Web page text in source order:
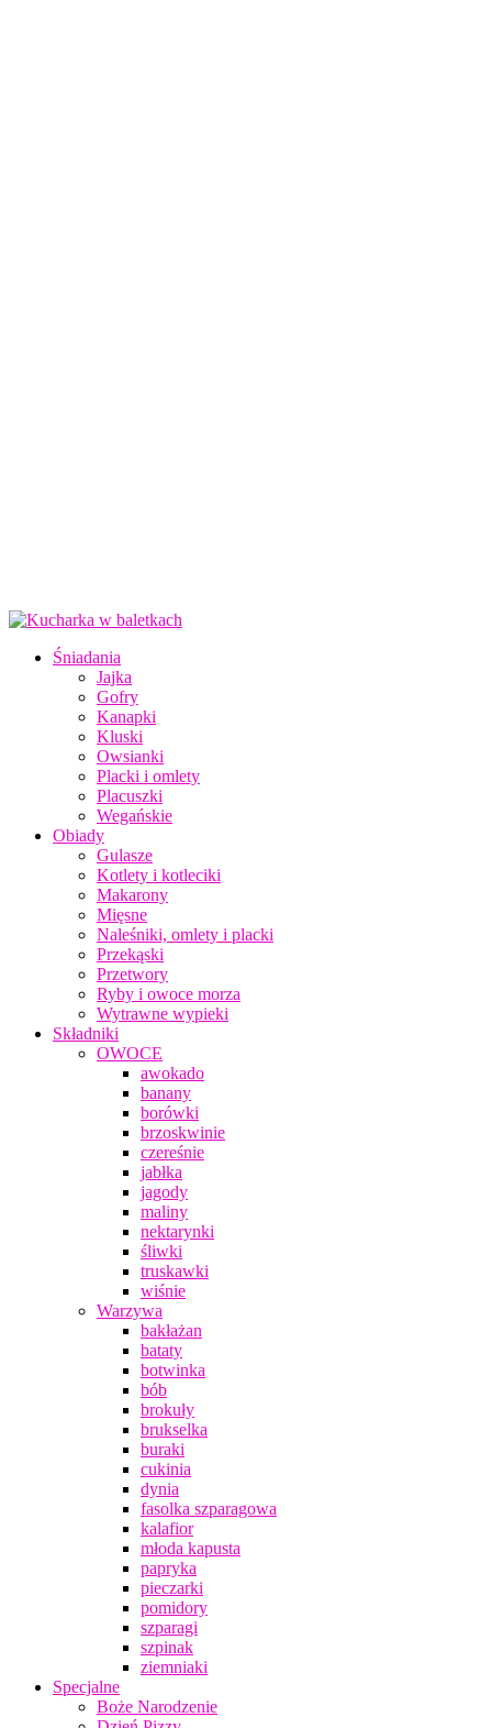
Śniadania
Jajka
Gofry
Kanapki
Kluski
Owsianki
Placki i omlety
Placuszki
Wegańskie
Obiady
Gulasze
Kotlety i kotleciki
Makarony
Mięsne
Naleśniki, omlety i placki
Przekąski
Przetwory
Ryby i owoce morza
Wytrawne wypieki
Składniki
OWOCE
awokado
banany
borówki
brzoskwinie
czereśnie
jabłka
jagody
maliny
nektarynki
śliwki
truskawki
wiśnie
Warzywa
bakłażan
bataty
botwinka
bób
brokuły
brukselka
buraki
cukinia
dynia
fasolka szparagowa
kalafior
młoda kapusta
papryka
pieczarki
pomidory
szparagi
szpinak
ziemniaki
Specjalne
Boże Narodzenie